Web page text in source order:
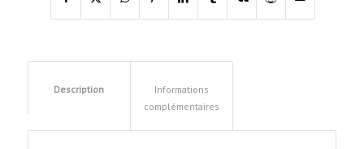
Description
Informations
complémentaires